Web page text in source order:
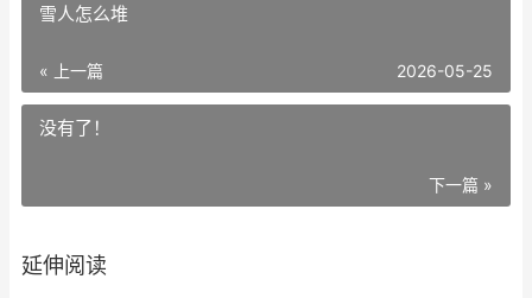
雪人怎么堆
« 上一篇 2026-05-25
没有了！
下一篇 »
延伸阅读